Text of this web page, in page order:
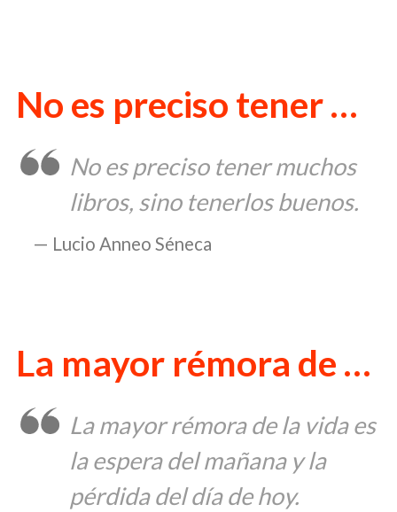
No es preciso tener …
Lucio Anneo Séneca
No es preciso tener muchos
libros, sino tenerlos buenos.
La mayor rémora de …
La mayor rémora de la vida es
la espera del mañana y la
pérdida del día de hoy.